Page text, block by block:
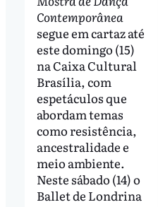
Contemporânea
segue em cartaz até
este domingo (15)
na Caixa Cultural
Brasília, com
espetáculos que
abordam temas
como resistência,
ancestralidade e
meio ambiente.
Neste sábado (14) o
Ballet de Londrina